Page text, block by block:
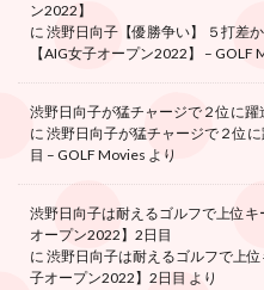
ン2022】
に 渋野日向子【優勝争い】 ５打差
【AIG女子オープン2022】 – GOLF
渋野日向子が猛チャージで２位に
に 渋野日向子が猛チャージで２位
目 – GOLF Movies より
渋野日向子は耐えるゴルフで上位
オープン2022】2日目
に 渋野日向子は耐えるゴルフで上
子オープン2022】2日目 より